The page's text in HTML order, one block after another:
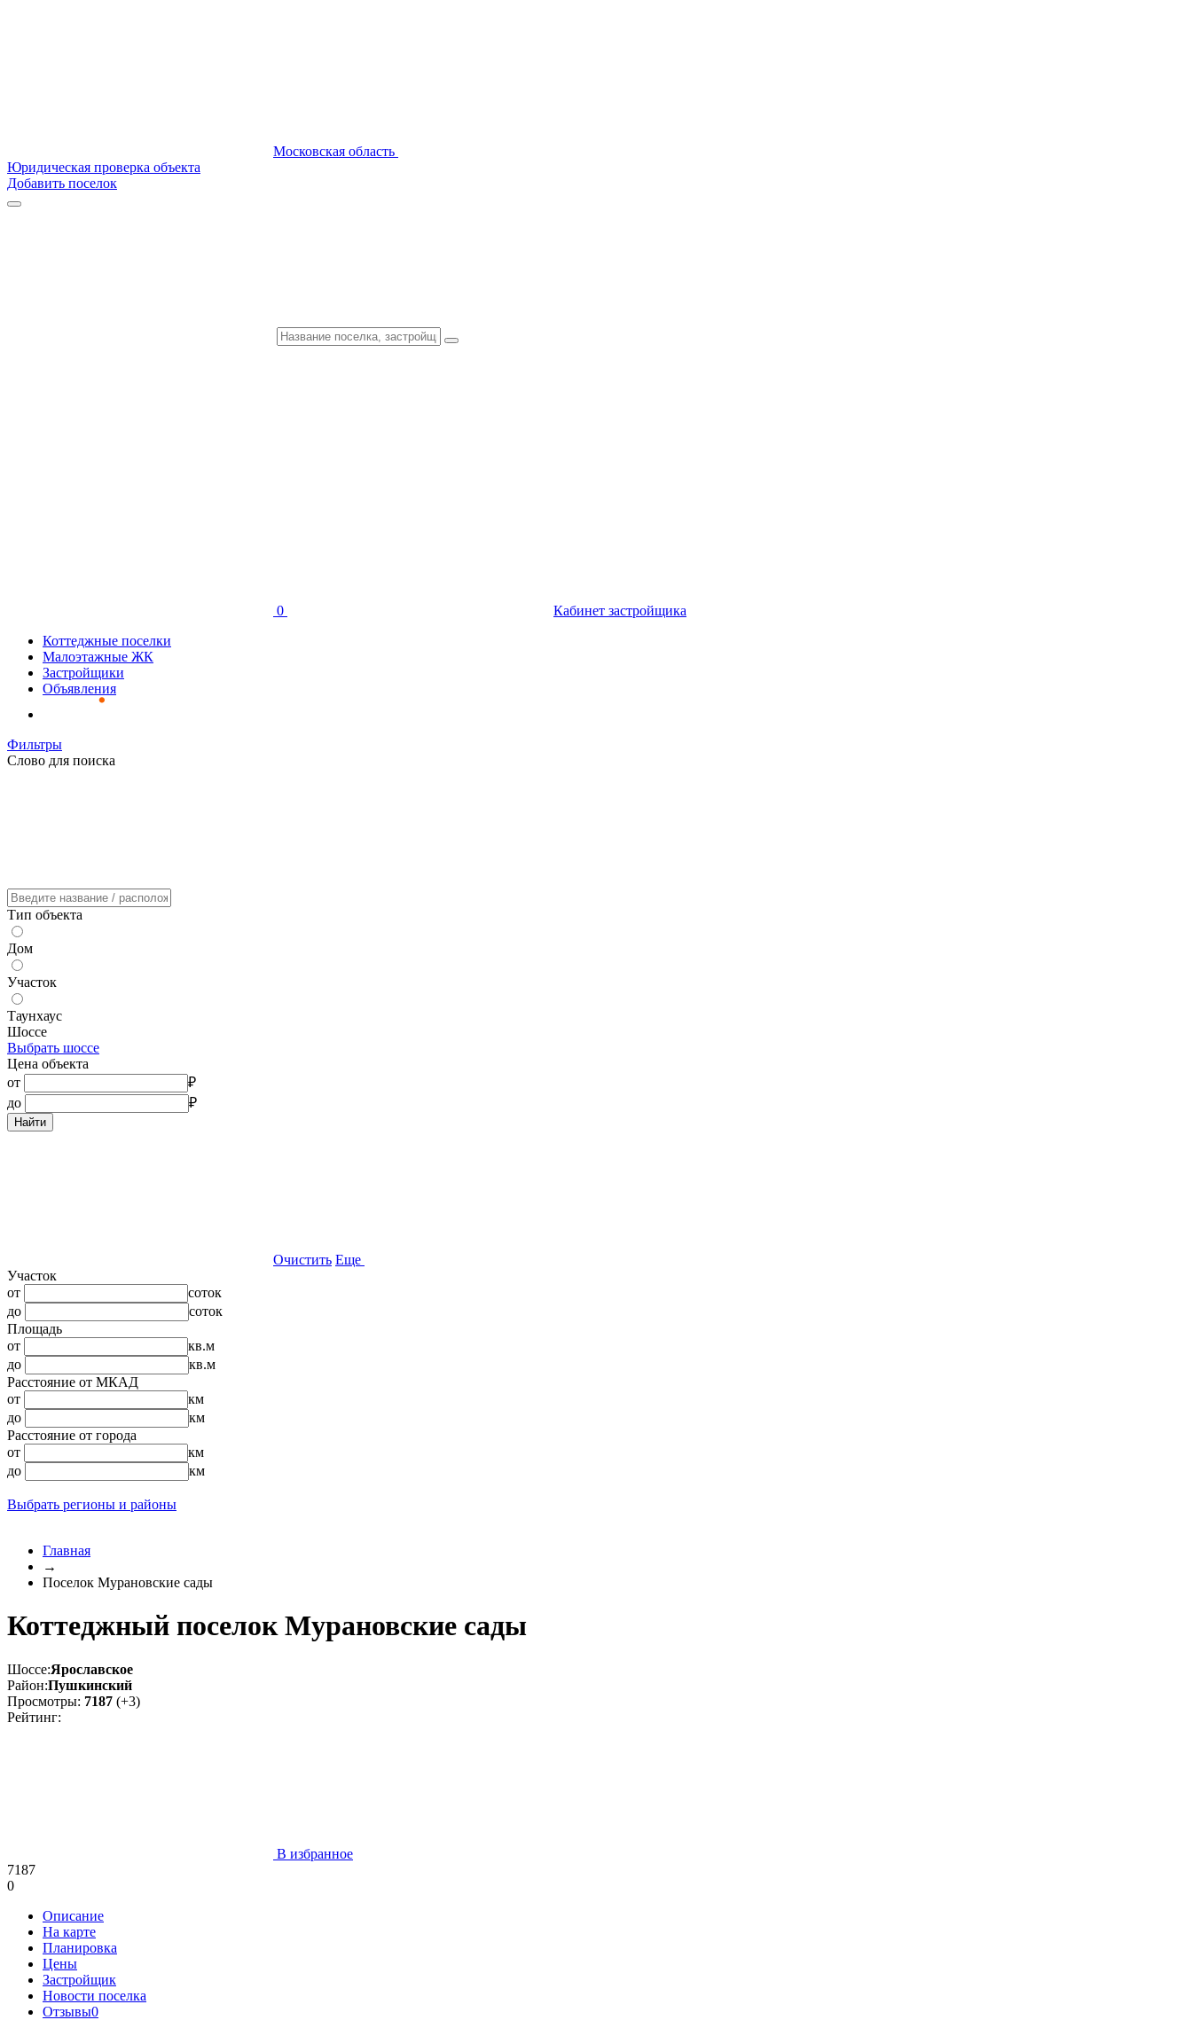
Московская область
Юридическая проверка объекта
Добавить поселок
0
Кабинет застройщика
Коттеджные поселки
Малоэтажные ЖК
Застройщики
Объявления
Фильтры
Слово для поиска
Тип объекта
Дом
Участок
Таунхаус
Шоссе
Выбрать шоссе
Цена объекта
от
₽
до
₽
Найти
Очистить Еще
Участок
от
соток
до
соток
Площадь
от
кв.м
до
кв.м
Расстояние от МКАД
от
км
до
км
Расстояние от города
от
км
до
км
Выбрать регионы и районы
Главная
→
Поселок Мурановские сады
Коттеджный поселок Мурановские сады
Шоссе:Ярославское
Район:Пушкинский
Просмотры: 7187 (+3)
Рейтинг:
В избранное
7187
0
Описание
На карте
Планировка
Цены
Застройщик
Новости поселка
Отзывы0